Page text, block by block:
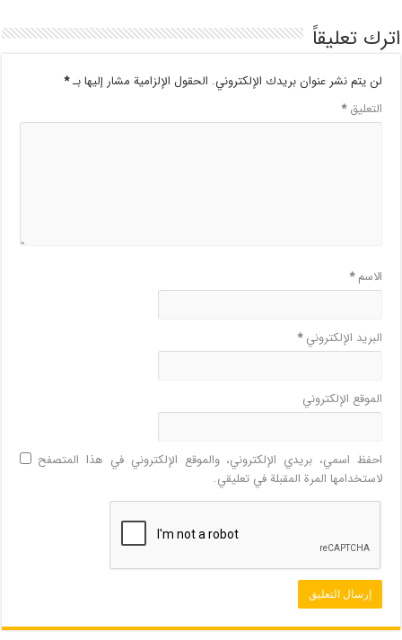
اترك تعليقاً
لن يتم نشر عنوان بريدك الإلكتروني. الحقول الإلزامية مشار إليها بـ*
التعليق*
الاسم*
البريد الإلكتروني*
الموقع الإلكتروني
احفظ اسمي، بريدي الإلكتروني، والموقع الإلكتروني في هذا المتصفح
لاستخدامها المرة المقبلة في تعليقي.